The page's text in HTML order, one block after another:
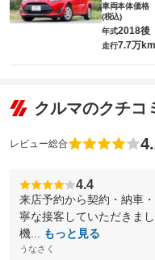
車両本体価格
(税込)
年式2018後
走行7.7万km
クルマのクチコ
レビュー総合
4.4
来店予約から契約・納車
寧な接客していただきま
機...
もっと見る
うなさく